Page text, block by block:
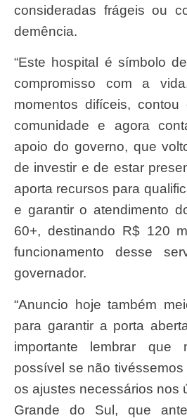
consideradas frágeis ou
demência.
“Este hospital é símbolo de persistência e de
compromisso com a
momentos difíceis,
comunidade e agora
apoio do governo, que
de investir e de estar
aporta recursos para
e garantir o atendimento
60+, destinando R$ 120
funcionamento desse
governador.
“Anuncio hoje também meio milhão adicional
para garantir a porta
importante lembrar que
possível se não
os ajustes necessários nos
Grande do Sul, que